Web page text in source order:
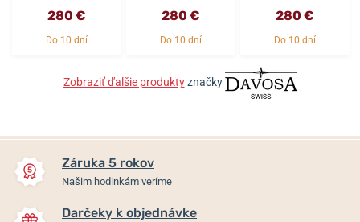
280 €
Do 10 dní
280 €
Do 10 dní
280 €
Do 10 dní
Zobraziť ďalšie produktyznačky
Záruka 5 rokov
Našim hodinkám veríme
Darčeky k objednávke